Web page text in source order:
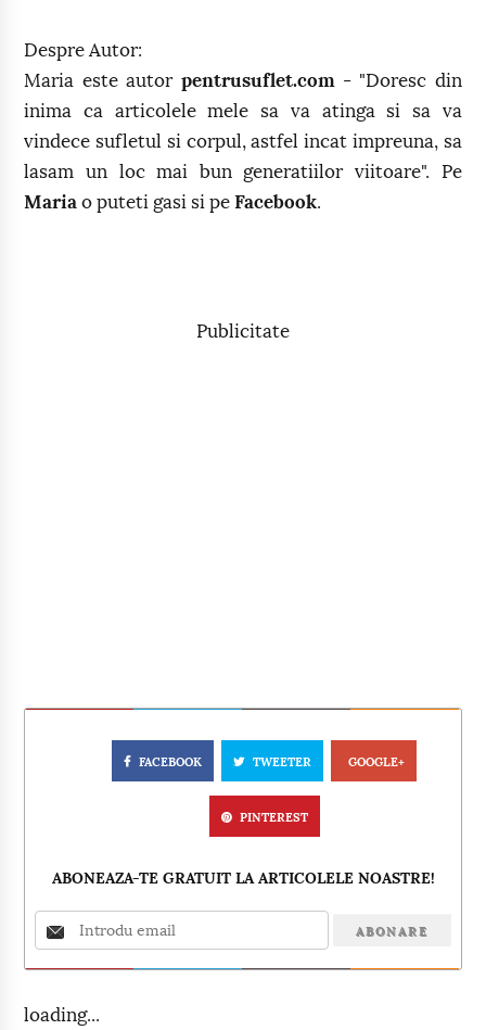
Despre Autor:
Maria este autor pentrusuflet.com - "Doresc din
inima ca articolele mele sa va atinga si sa va
vindece sufletul si corpul, astfel incat impreuna, sa
lasam un loc mai bun generatiilor viitoare". Pe
Maria o puteti gasi si peFacebook.
Publicitate
FACEBOOK TWEETER GOOGLE+
PINTEREST
ABONEAZA-TE GRATUIT LA ARTICOLELE NOASTRE!
loading...